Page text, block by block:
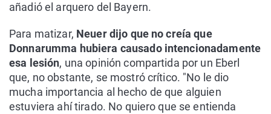
añadió el arquero del Bayern.
Para matizar, Neuer dijo que no creía que
Donnarumma hubiera causado intencionadamente
esa lesión, una opinión compartida por un Eberl
que, no obstante, se mostró crítico. "No le dio
mucha importancia al hecho de que alguien
estuviera ahí tirado. No quiero que se entienda